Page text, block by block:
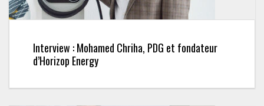
Interview : Mohamed Chriha, PDG et fondateur
d’Horizop Energy